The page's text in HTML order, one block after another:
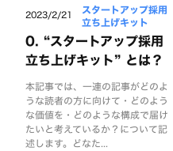
2023/2/21
スタートアップ採用
立ち上げキット
0. “スタートアップ採用
立ち上げキット” とは？
本記事では、一連の記事がどのよ
うな読者の方に向けて・どのよう
な価値を・どのような構成で届け
たいと考えているか？について記
述します。どなた...